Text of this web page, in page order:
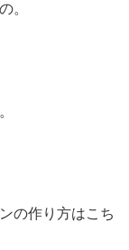
。
の作り方はこち